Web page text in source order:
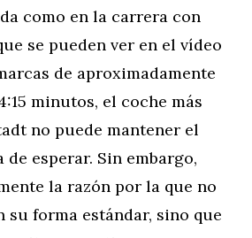
como en la carrera con
se pueden ver en el vídeo
de aproximadamente
minutos, el coche más
no puede mantener el
esperar. Sin embargo,
la razón por la que no
su forma estándar, sino que